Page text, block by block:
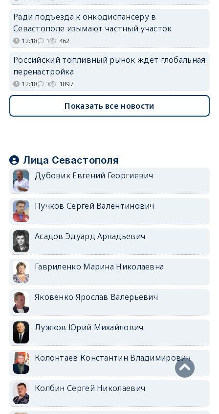
Ради подъезда к онкодиспансеру в
Севастополе изымают частный участок
12:18 1 462
Российский топливный рынок ждёт глобальная
перенастройка
12:18 3 1897
Показать все новости
Лица Севастополя
Дубовик Евгений Георгиевич
Пучков Сергей Валентинович
Асадов Эдуард Аркадьевич
Гавриленко Марина Николаевна
Яковенко Ярослав Валерьевич
Лужков Юрий Михайлович
Колонтаев Константин Владимирович
Колбин Сергей Николаевич